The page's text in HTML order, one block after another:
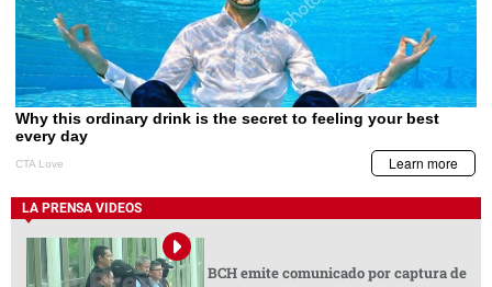
LA PRENSA VIDEOS
BCH emite comunicado por captura de